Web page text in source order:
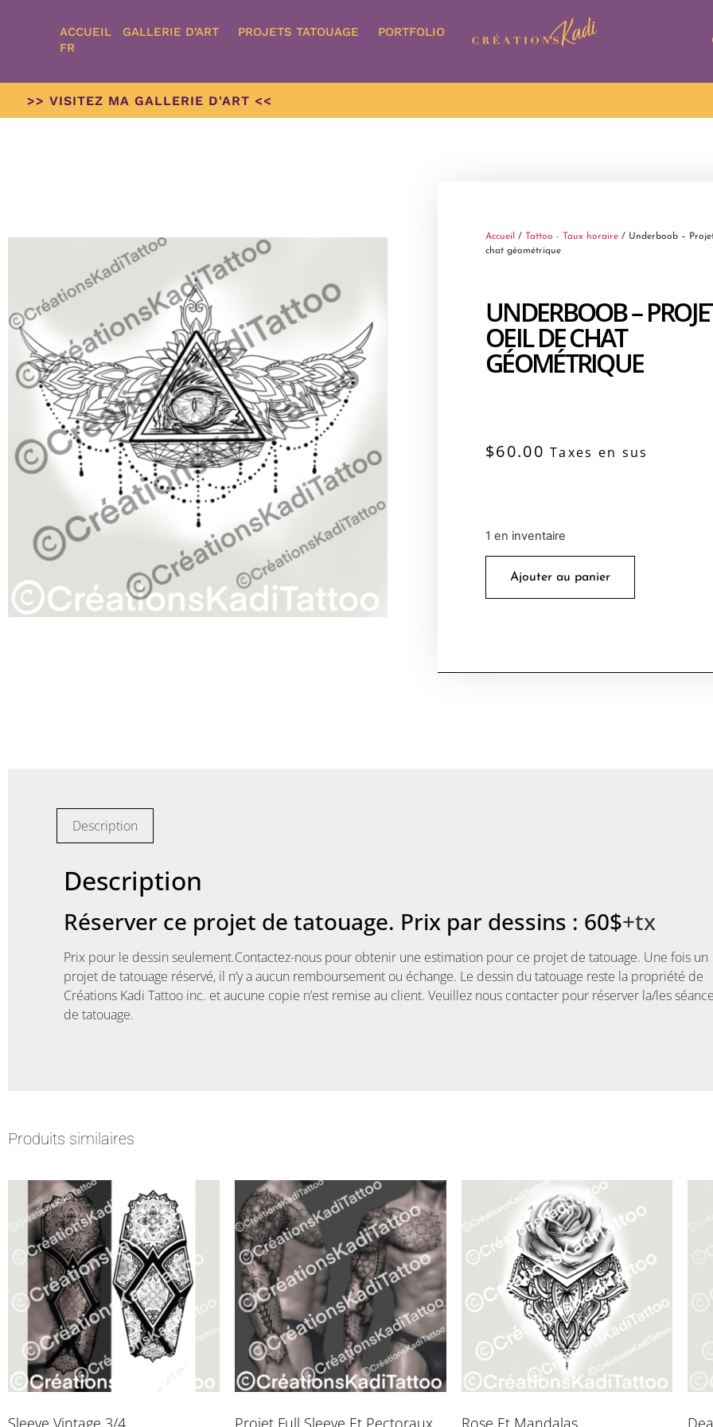
ACCUEIL GALLERIE D’ART PROJETS TATOUAGE
PORTFOLIO
FR
>> VISITEZ MA GALLERIE D'ART <<
Accueil / Tattoo - Taux horaire / Underboob –
chat géométrique
UNDERBOOB –
OEIL DE CHAT
GÉOMÉTRIQUE
$60.00 Taxes en sus
1 en inventaire
Ajouter au panier
Description
Description
Réserver ce projet de tatouage. Prix par dessins : 60$+tx
Prix pour le dessin seulement.Contactez-nous pour obtenir une estimation pour ce projet de tatouage. Une fois un
projet de tatouage réservé, il n’y a aucun remboursement ou échange. Le dessin du tatouage reste la propriété de
Créations Kadi Tattoo inc. et aucune copie n’est remise au client. Veuillez nous contacter pour réserver la/les
de tatouage.
Produits similaires
Sleeve Vintage 3/4 Projet Full Sleeve Et Pectoraux Rose Et Mandalas